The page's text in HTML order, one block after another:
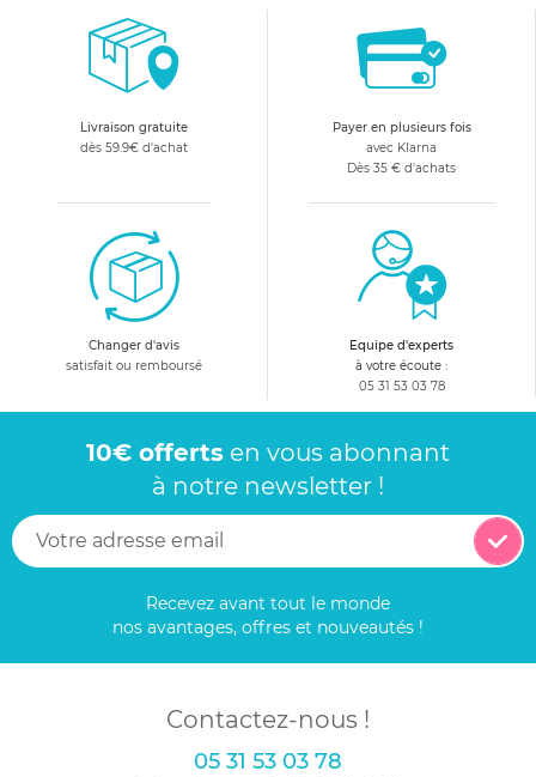
original à petit prix. Du cadre classique Lilikim à l'originalité
du cadre Baby Art, le cadre empreinte convient également
parfaitement en tant que cadeau de naissance ou pour toute
Livraison gratuite
dès 59.9€ d'achat
Payer en plusieurs fois
avec Klarna
Dès 35 € d'achats
Changer d'avis
satisfait ou remboursé
Equipe d'experts
à votre écoute :
05 31 53 03 78
10€ offerts en vous abonnant
à notre newsletter !
Recevez avant tout le monde
nos avantages, offres et nouveautés !
Contactez-nous !
05 31 53 03 78